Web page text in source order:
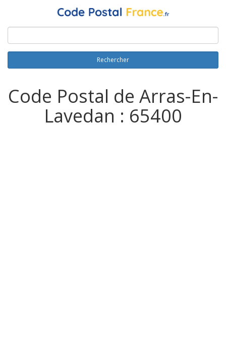
Rechercher
Code Postal de Arras-En-
Lavedan : 65400